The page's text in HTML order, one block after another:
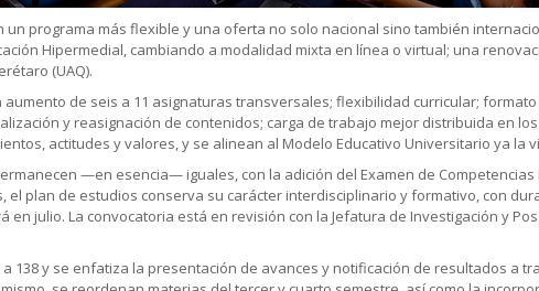
un programa más flexible y una oferta no solo nacional sino también
Hipermedial, cambiando a modalidad mixta en línea o virtual; una
(UAQ).
de seis a 11 asignaturas transversales; flexibilidad curricular;
y reasignación de contenidos; carga de trabajo mejor distribuida en
actitudes y valores, y se alinean al Modelo Educativo Universitario ya la
—en esencia— iguales, con la adición del Examen de Competencias
el plan de estudios conserva su carácter interdisciplinario y formativo, con
en julio. La convocatoria está en revisión con la Jefatura de Investigación y
138 y se enfatiza la presentación de avances y notificación de resultados a